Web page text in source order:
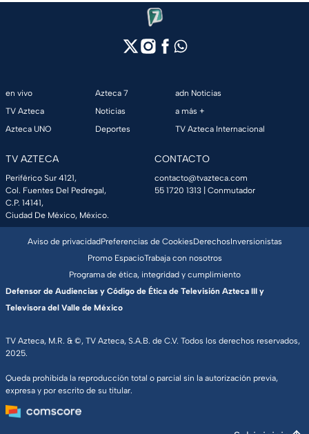
en vivo
TV Azteca
Azteca UNO
Azteca 7
Noticias
Deportes
adn Noticias
a más +
TV Azteca Internacional
TV AZTECA
Periférico Sur 4121,
Col. Fuentes Del Pedregal,
C.P. 14141,
Ciudad De México, México.
CONTACTO
contacto@tvazteca.com
55 1720 1313 | Conmutador
TV Azteca, M.R. & ©, TV Azteca, S.A.B. de C.V. Todos los derechos reservados,
2025.
Queda prohibida la reproducción total o parcial sin la autorización previa,
expresa y por escrito de su titular.
Aviso de privacidadPreferencias de CookiesDerechosInversionistas
Promo EspacioTrabaja con nosotros
Programa de ética, integridad y cumplimiento
Defensor de Audiencias y Código de Ética de Televisión Azteca III y
Televisora del Valle de México